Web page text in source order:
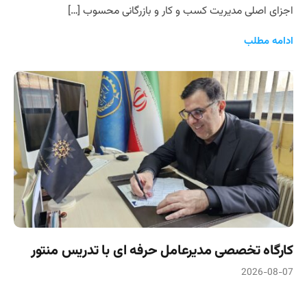
اجزای اصلی مدیریت کسب و کار و بازرگانی محسوب […]
ادامه مطلب
کارگاه تخصصی مدیرعامل حرفه ای با تدریس منتور
2026-08-07